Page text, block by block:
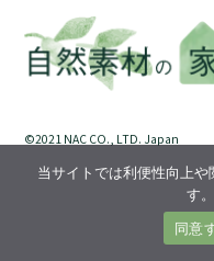
©︎2021 NAC CO., LTD. Japan
当サイトでは利便性向上
す
同意